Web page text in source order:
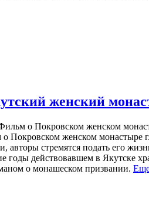
женский
о Покровском женском
женском монастыре
авторы стремятся подать его
годы действовавшем в Якутске
о монашеском призвании.